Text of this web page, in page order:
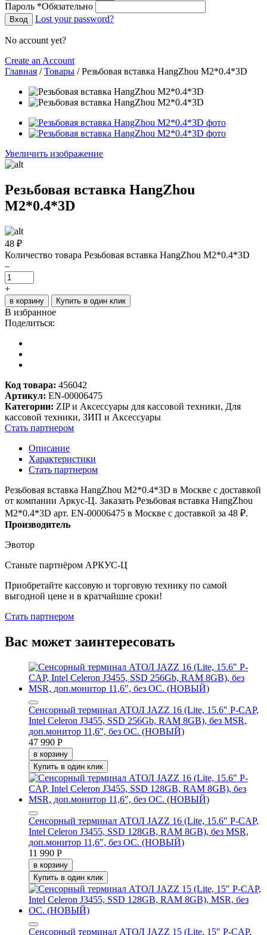
Пароль *Обязательно
Вход Lost your password?
No account yet?
Create an Account
Главная /Товары /Резьбовая вставка HangZhou M2*0.4*3D
Увеличить изображение
Резьбовая вставка HangZhou
M2*0.4*3D
48 ₽
Количество товара Резьбовая вставка HangZhou M2*0.4*3D
–
+
в корзину Купить в один клик
В избранное
Поделиться:
Код товара: 456042
Артикул: EN-00006475
Категории: ZIP и Аксессуары для кассовой техники, Для
кассовой техники, ЗИП и Аксессуары
Стать партнером
Описание
Характеристики
Стать партнером
Резьбовая вставка HangZhou M2*0.4*3D в Москве с доставкой
от компании Аркус-Ц. Заказать Резьбовая вставка HangZhou
M2*0.4*3D арт. EN-00006475 в Москве с доставкой за 48 ₽.
Производитель
Эвотор
Станьте партнёром АРКУС-Ц
Приобретайте кассовую и торговую технику по самой
выгодной цене и в кратчайшие сроки!
Стать партнером
Вас может заинтересовать
Сенсорный терминал АТОЛ JAZZ 16 (Lite, 15.6″ P-CAP,
Intel Celeron J3455, SSD 256Gb, RAM 8GB), без MSR,
доп.монитор 11,6″, без ОС. (НОВЫЙ)
47 990 Р
в корзину
Купить в один клик
Сенсорный терминал АТОЛ JAZZ 16 (Lite, 15.6″ P-CAP,
Intel Celeron J3455, SSD 128GB, RAM 8GB), без MSR,
доп.монитор 11,6″, без ОС. (НОВЫЙ)
11 990 Р
в корзину
Купить в один клик
Сенсорный терминал АТОЛ JAZZ 15 (Lite, 15″ P-CAP,